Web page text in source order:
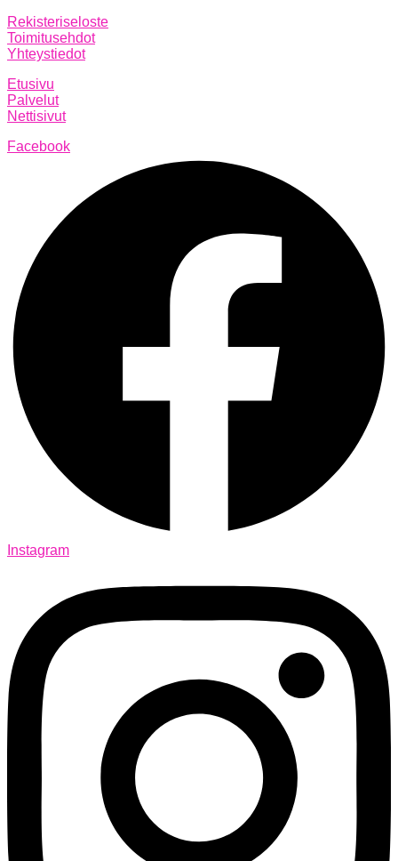
Rekisteriseloste
Toimitusehdot
Yhteystiedot
Etusivu
Palvelut
Nettisivut
Facebook
Instagram